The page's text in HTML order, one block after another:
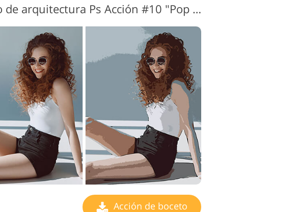
Boceto de arquitectura Ps Acción #10 "Pop Art"
Acción de boceto